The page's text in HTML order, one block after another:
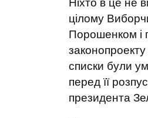
Ніхто в це не
цілому
Порошенком і
списки були
перед її
президента